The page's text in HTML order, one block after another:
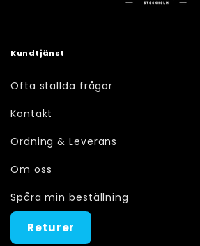
Kundtjänst
Ofta ställda frågor
Kontakt
Ordning & Leverans
Om oss
Spåra min beställning
Returer